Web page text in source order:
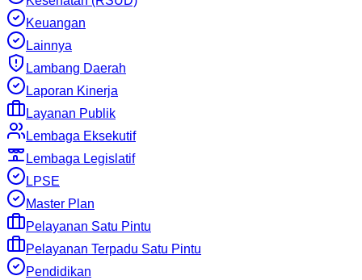
Keuangan
Lainnya
Lambang Daerah
Laporan Kinerja
Layanan Publik
Lembaga Eksekutif
Lembaga Legislatif
LPSE
Master Plan
Pelayanan Satu Pintu
Pelayanan Terpadu Satu Pintu
Pendidikan